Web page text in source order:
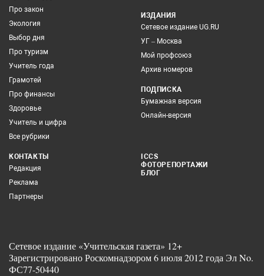
Про закон
Экология
Выбор дня
Про туризм
Учитель года
Грамотей
Про финансы
Здоровье
Учитель и цифра
Все рубрики
ИЗДАНИЯ
Сетевое издание UG.RU
УГ – Москва
Мой профсоюз
Архив номеров
ПОДПИСКА
Бумажная версия
Онлайн-версия
КОНТАКТЫ
Редакция
Реклама
Партнеры
ICCS
ФОТОРЕПОРТАЖИ
БЛОГ
Сетевое издание «Учительская газета» 12+
Зарегистрировано Роскомнадзором 6 июля 2012 года Эл No.
ФС77-50440